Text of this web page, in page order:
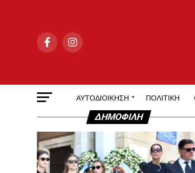
ΑΥΤΟΔΙΟΊΚΗΣΗ ΠΟΛΙΤΙΚΉ
ΔΗΜΟΦΙΛΉ